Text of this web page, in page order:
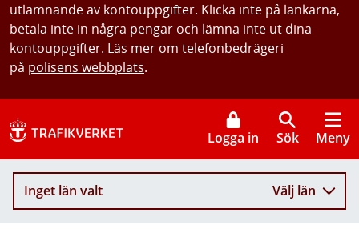
utlämnande av kontouppgifter. Klicka inte på länkarna,
betala inte in några pengar och lämna inte ut dina
kontouppgifter. Läs mer om telefonbedrägeri
på polisens webbplats.
Logga in Sök Meny
Inget län valt Välj län